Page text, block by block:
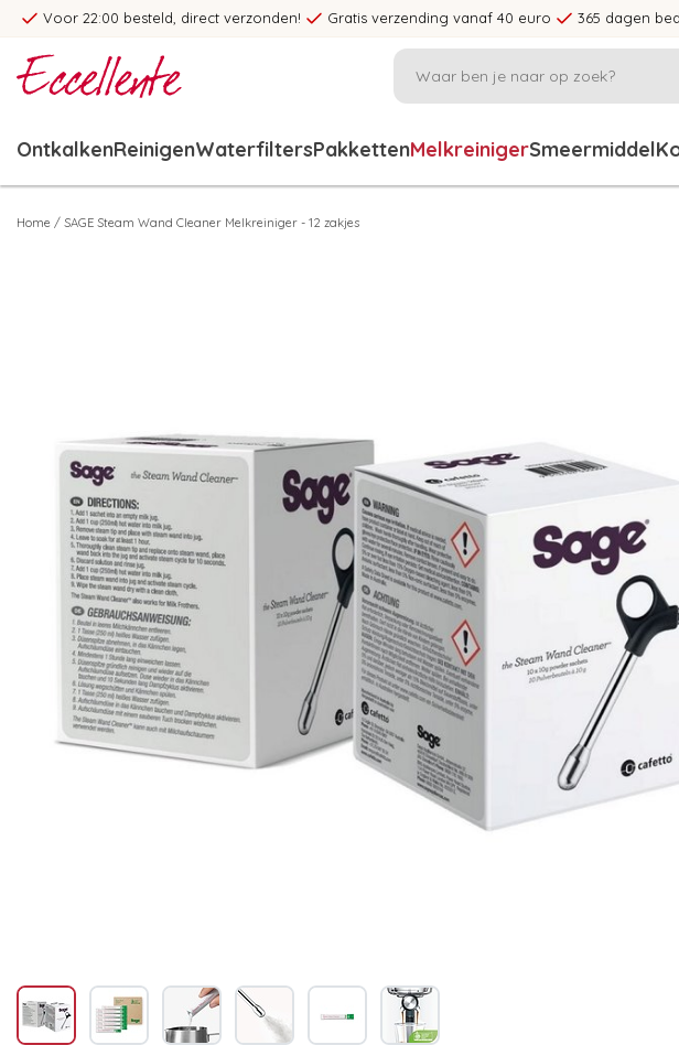
Voor 22:00 besteld, direct verzonden! Gratis verzending vanaf 40 euro 365 dagen
OntkalkenReinigenWaterfiltersPakkettenMelkreinigerSmeermiddel
Home / SAGE Steam Wand Cleaner Melkreiniger - 12 zakjes